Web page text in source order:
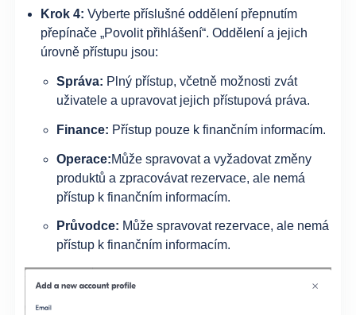
Krok 4: Vyberte příslušné oddělení přepnutím
přepínače „Povolit přihlášení“. Oddělení a jejich
úrovně přístupu jsou:
Správa: Plný přístup, včetně možnosti zvát
uživatele a upravovat jejich přístupová práva.
Finance: Přístup pouze k finančním informacím.
Operace:Může spravovat a vyžadovat změny
produktů a zpracovávat rezervace, ale nemá
přístup k finančním informacím.
Průvodce: Může spravovat rezervace, ale nemá
přístup k finančním informacím.